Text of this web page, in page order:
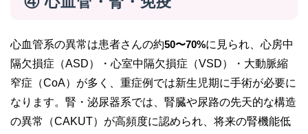
心血管系の異常は患者さんの約50〜70%に見られ、心房中
隔欠損症（ASD）・心室中隔欠損症（VSD）・大動脈縮
窄症（CoA）が多く、重症例では新生児期に手術が必要に
なります。腎・泌尿器系では、腎臓や尿路の先天的な構造
の異常（CAKUT）が高頻度に認められ、将来の腎機能低